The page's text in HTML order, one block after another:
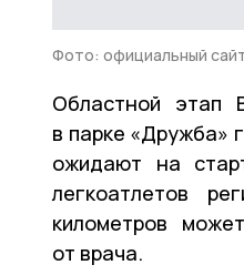
Фото: официальный
Областной этап
в парке «Дружба»
ожидают на
легкоатлетов
километров
от врача.